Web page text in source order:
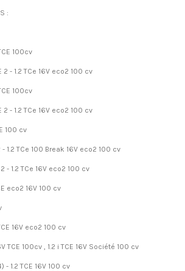
:
100cv
2 - 1.2 TCe 16V eco2 100 cv
100cv
2 - 1.2 TCe 16V eco2 100 cv
100 cv
- 1.2 TCe 100 Break 16V eco2 100 cv
2 - 1.2 TCe 16V eco2 100 cv
eco2 16V 100 cv
16V eco2 100 cv
TCE 100cv , 1.2 i TCE 16V Société 100 cv
- 1.2 TCE 16V 100 cv